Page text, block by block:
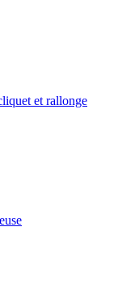
et rallonge